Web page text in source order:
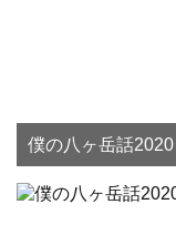
僕の八ヶ岳話2020